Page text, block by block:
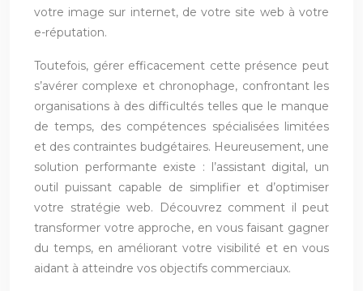
votre image sur internet, de votre site web à votre
e-réputation.
Toutefois, gérer efficacement cette présence peut
s’avérer complexe et chronophage, confrontant les
organisations à des difficultés telles que le manque
de temps, des compétences spécialisées limitées
et des contraintes budgétaires. Heureusement, une
solution performante existe : l’assistant digital, un
outil puissant capable de simplifier et d’optimiser
votre stratégie web. Découvrez comment il peut
transformer votre approche, en vous faisant gagner
du temps, en améliorant votre visibilité et en vous
aidant à atteindre vos objectifs commerciaux.